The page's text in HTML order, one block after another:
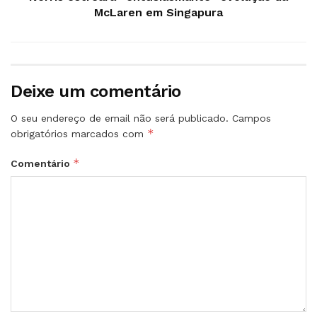
McLaren em Singapura
Deixe um comentário
O seu endereço de email não será publicado. Campos
obrigatórios marcados com *
Comentário *